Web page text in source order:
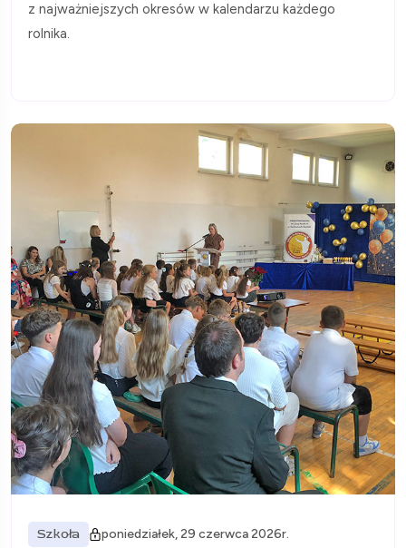
z najważniejszych okresów w kalendarzu każdego
rolnika.
Szkoła poniedziałek, 29 czerwca 2026r.